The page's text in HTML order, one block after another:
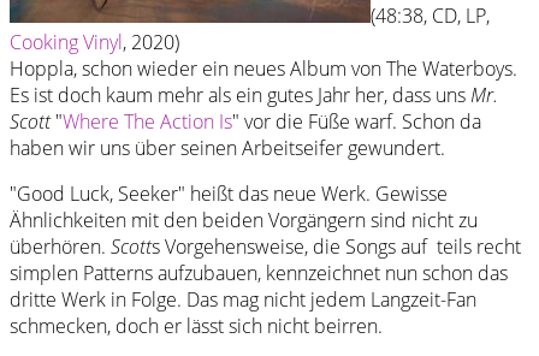
(48:38, CD, LP,
Cooking Vinyl, 2020)
Hoppla, schon wieder ein neues Album von The Waterboys.
Es ist doch kaum mehr als ein gutes Jahr her, dass uns Mr.
Scott"Where The Action Is" vor die Füße warf. Schon da
haben wir uns über seinen Arbeitseifer gewundert.
"Good Luck, Seeker" heißt das neue Werk. Gewisse
Ähnlichkeiten mit den beiden Vorgängern sind nicht zu
überhören. Scotts Vorgehensweise, die Songs auf teils recht
simplen Patterns aufzubauen, kennzeichnet nun schon das
dritte Werk in Folge. Das mag nicht jedem Langzeit-Fan
schmecken, doch er lässt sich nicht beirren.